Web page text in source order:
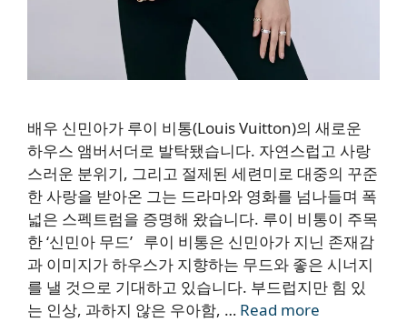
배우 신민아가 루이 비통(Louis Vuitton)의 새로운
하우스 앰버서더로 발탁됐습니다. 자연스럽고 사랑
스러운 분위기, 그리고 절제된 세련미로 대중의 꾸준
한 사랑을 받아온 그는 드라마와 영화를 넘나들며 폭
넓은 스펙트럼을 증명해 왔습니다. 루이 비통이 주목
한 ‘신민아 무드’ 루이 비통은 신민아가 지닌 존재감
과 이미지가 하우스가 지향하는 무드와 좋은 시너지
를 낼 것으로 기대하고 있습니다. 부드럽지만 힘 있
는 인상, 과하지 않은 우아함, … Read more